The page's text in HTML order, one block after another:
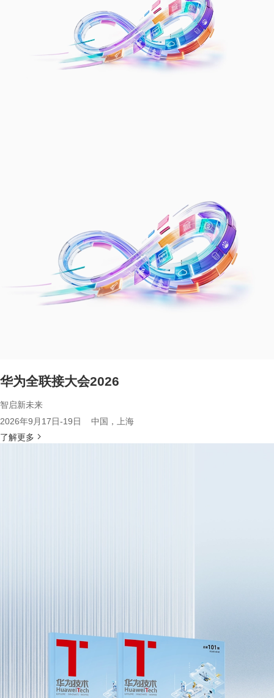
华为全联接大会2026
智启新未来
2026年9月17日-19日 中国，上海
了解更多